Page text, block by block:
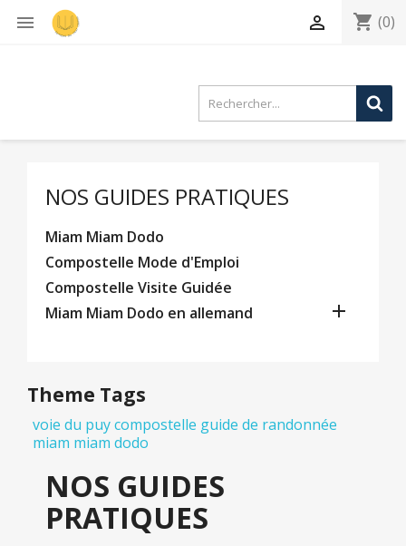
 shopping_cart (0)

NOS GUIDES PRATIQUES
Miam Miam Dodo
Compostelle Mode d'Emploi
Compostelle Visite Guidée
Miam Miam Dodo en allemand

Theme Tags
voie du puycompostelle guide de randonnée
miam miam dodo
NOS GUIDES
PRATIQUES